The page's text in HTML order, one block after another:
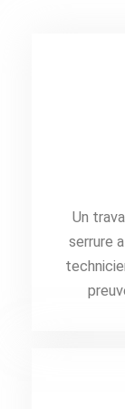
Un
serrure